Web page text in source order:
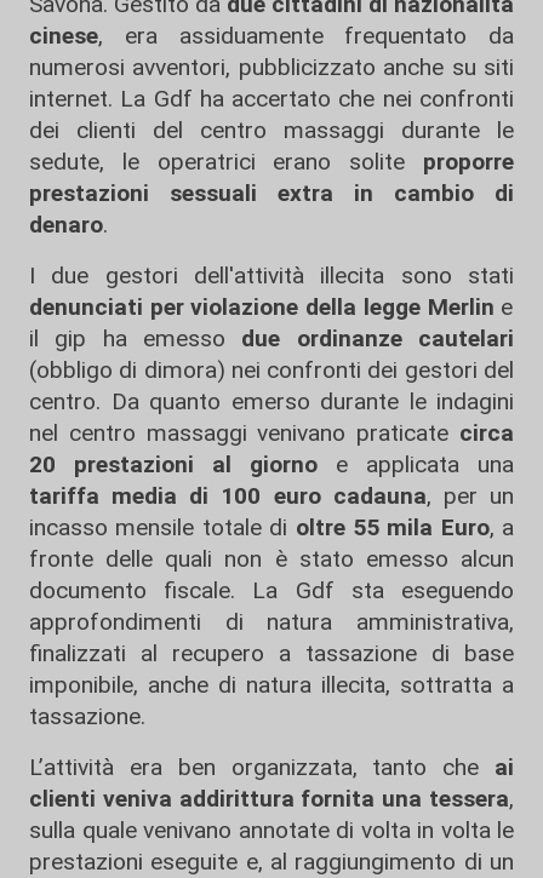
cinese, era assiduamente frequentato da
numerosi avventori, pubblicizzato anche su siti
internet. La Gdf ha accertato che nei confronti
dei clienti del centro massaggi durante le
sedute, le operatrici erano solite proporre
prestazioni sessuali extra in cambio di
denaro.
I due gestori dell'attività illecita sono stati
denunciati per violazione della legge Merlin e
il gip ha emesso due ordinanze cautelari
(obbligo di dimora) nei confronti dei gestori del
centro. Da quanto emerso durante le indagini
nel centro massaggi venivano praticate circa
20 prestazioni al giorno e applicata una
tariffa media di 100 euro cadauna, per un
incasso mensile totale di oltre 55 mila Euro, a
fronte delle quali non è stato emesso alcun
documento fiscale. La Gdf sta eseguendo
approfondimenti di natura amministrativa,
finalizzati al recupero a tassazione di base
imponibile, anche di natura illecita, sottratta a
tassazione.
L’attività era ben organizzata, tanto che ai
clienti veniva addirittura fornita una tessera,
sulla quale venivano annotate di volta in volta le
prestazioni eseguite e, al raggiungimento di un